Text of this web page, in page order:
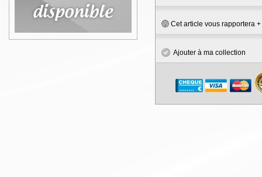
Cet article vous rapportera +
Ajouter à ma collection